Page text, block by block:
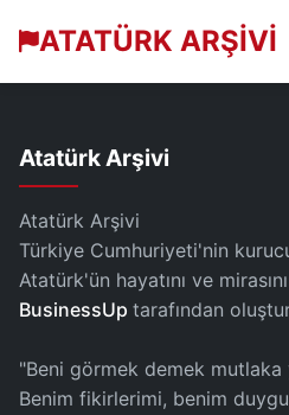
ATATÜRK ARŞİVİ
Atatürk Arşivi
Atatürk Arşivi
Türkiye Cumhuriyeti'nin
Atatürk'ün hayatını ve
BusinessUp tarafından
"Beni görmek demek
Benim fikirlerimi, benim